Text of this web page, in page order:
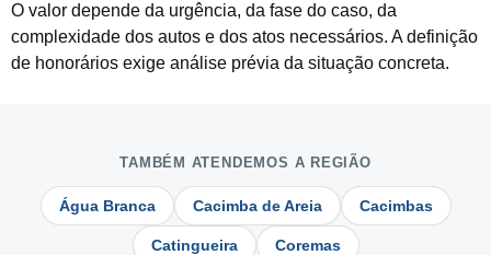
O valor depende da urgência, da fase do caso, da
complexidade dos autos e dos atos necessários. A definição
de honorários exige análise prévia da situação concreta.
TAMBÉM ATENDEMOS A REGIÃO
Água Branca Cacimba de Areia Cacimbas
Catingueira Coremas